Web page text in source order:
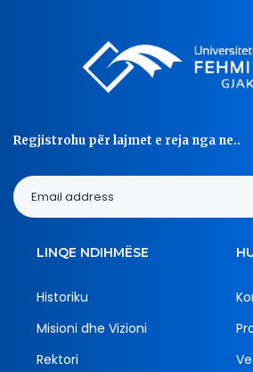
Regjistrohu për lajmet e reja nga ne..
LINQE NDIHMËSE
Historiku
Misioni dhe Vizioni
Rektori